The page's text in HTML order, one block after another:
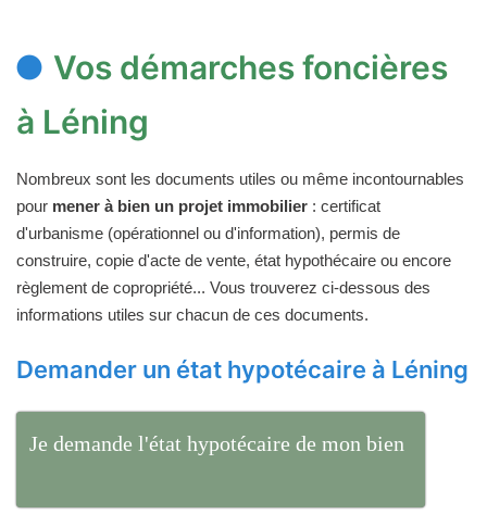
Vos démarches foncières
à Léning
Nombreux sont les documents utiles ou même incontournables
pour mener à bien un projet immobilier : certificat
d'urbanisme (opérationnel ou d'information), permis de
construire, copie d'acte de vente, état hypothécaire ou encore
règlement de copropriété... Vous trouverez ci-dessous des
informations utiles sur chacun de ces documents.
Demander un état hypotécaire à Léning
Je demande l'état hypotécaire de mon bien